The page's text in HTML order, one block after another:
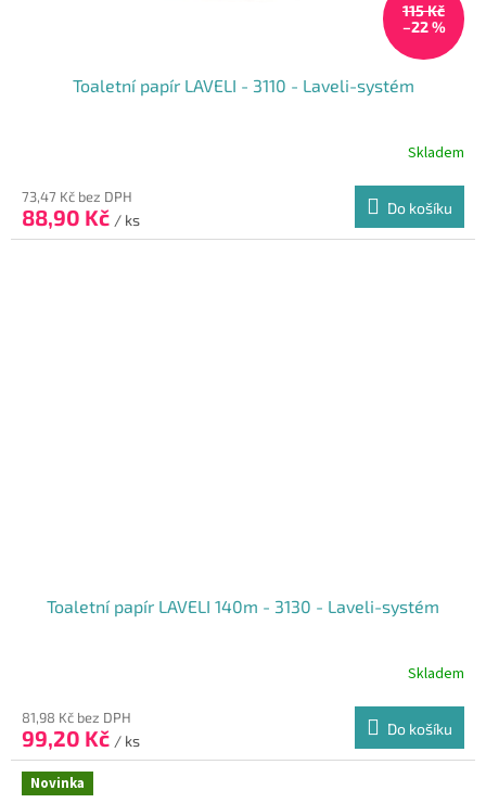
115 Kč
–22 %
Toaletní papír LAVELI - 3110 - Laveli-systém
Skladem
73,47 Kč bez DPH
88,90 Kč / ks
Do košíku
Toaletní papír LAVELI 140m - 3130 - Laveli-systém
Skladem
81,98 Kč bez DPH
99,20 Kč / ks
Do košíku
Novinka